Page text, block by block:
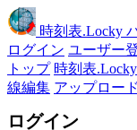
時刻表.Locky
ログイン ユーザー
トップ 時刻表
線編集 アップロード
ログイン